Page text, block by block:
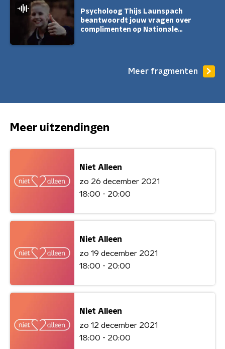
Psycholoog Thijs Launspach
beantwoordt jouw vragen over
complimenten op Nationale
Meer fragmenten
Meer uitzendingen
Niet Alleen
zo 26 december 2021
18:00 - 20:00
Niet Alleen
zo 19 december 2021
18:00 - 20:00
Niet Alleen
zo 12 december 2021
18:00 - 20:00